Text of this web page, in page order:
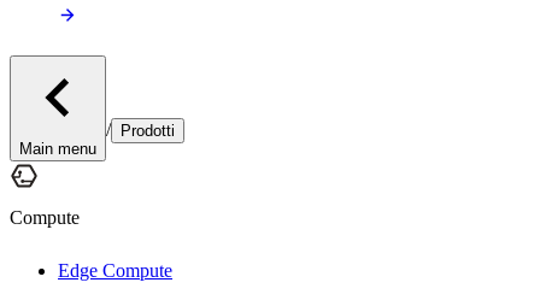
Main menu
/ Prodotti
Compute
Edge Compute